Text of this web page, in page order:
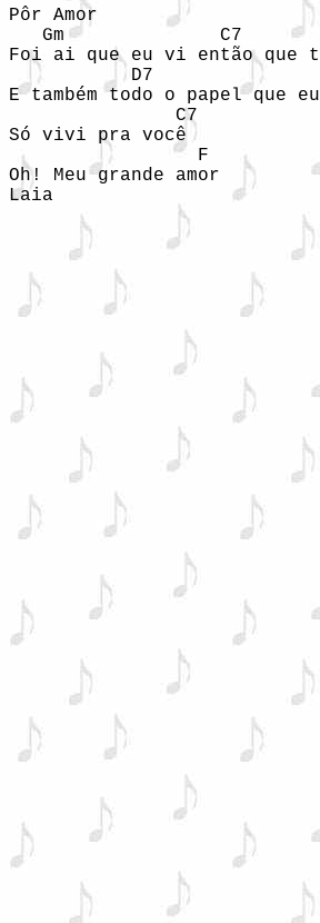
Pôr Amor
Gm              C7
Foi ai que eu vi então que
D7
E também todo o papel que
               C7
Só vivi pra você
                 F
Oh! Meu grande amor
Laia